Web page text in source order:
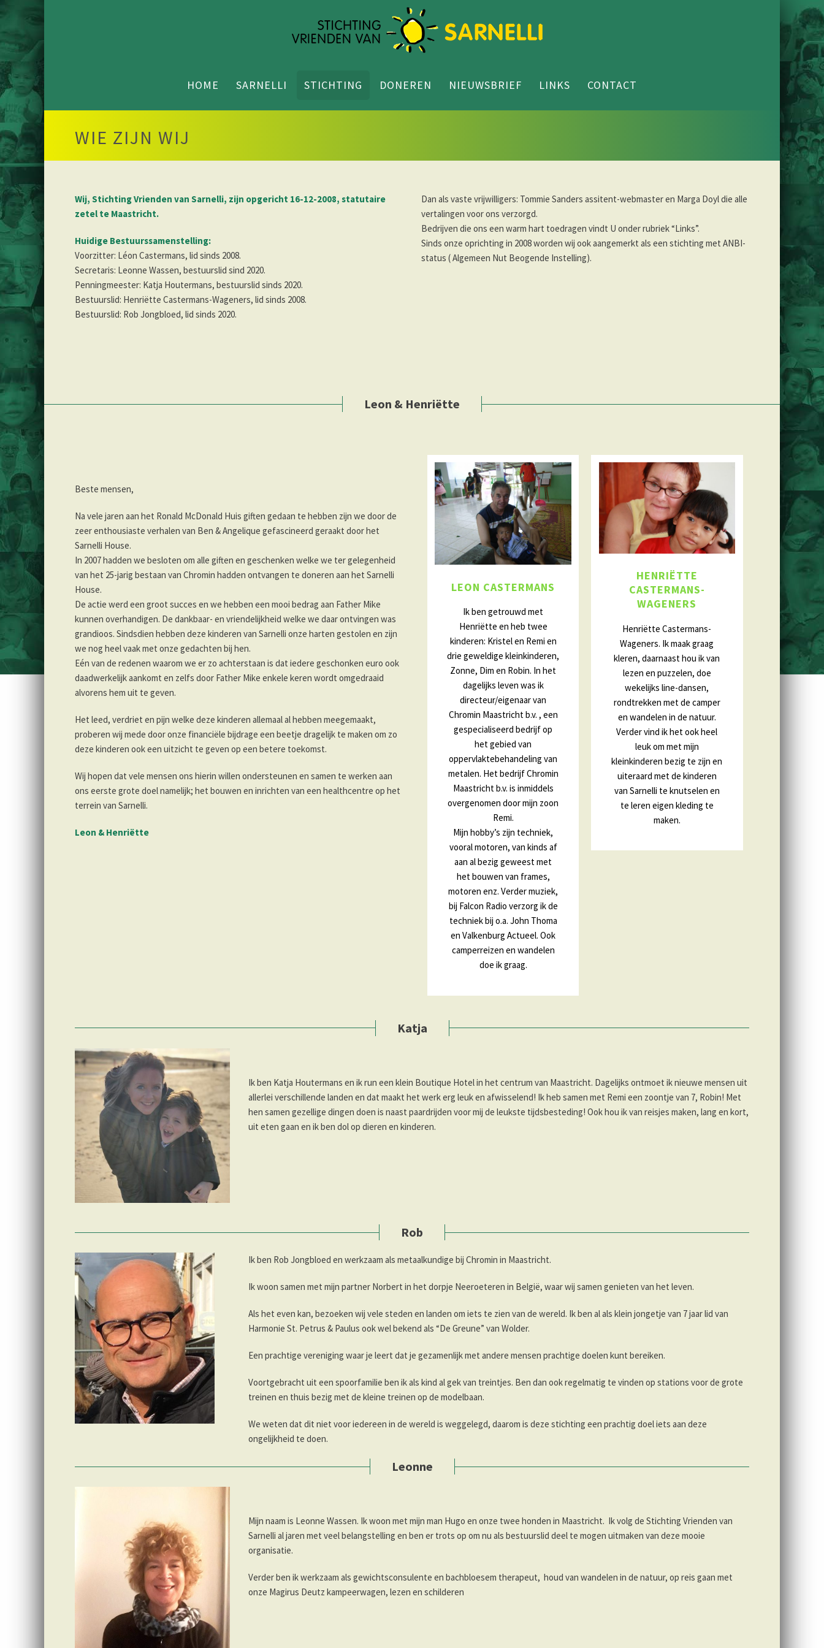
HOME SARNELLI STICHTING DONEREN NIEUWSBRIEF LINKS CONTACT
WIE ZIJN WIJ
Wij, Stichting Vrienden van Sarnelli, zijn opgericht 16-12-2008, statutaire
zetel te Maastricht.
Huidige Bestuurssamenstelling:
Voorzitter: Léon Castermans, lid sinds 2008.
Secretaris: Leonne Wassen, bestuurslid sind 2020.
Penningmeester: Katja Houtermans, bestuurslid sinds 2020.
Bestuurslid: Henriëtte Castermans-Wageners, lid sinds 2008.
Bestuurslid: Rob Jongbloed, lid sinds 2020.
Dan als vaste vrijwilligers: Tommie Sanders assitent-webmaster en Marga Doyl die alle
vertalingen voor ons verzorgd.
Bedrijven die ons een warm hart toedragen vindt U onder rubriek “Links”.
Sinds onze oprichting in 2008 worden wij ook aangemerkt als een stichting met ANBI-
status ( Algemeen Nut Beogende Instelling).
Leon & Henriëtte
Beste mensen,
Na vele jaren aan het Ronald McDonald Huis giften gedaan te hebben zijn we door de
zeer enthousiaste verhalen van Ben & Angelique gefascineerd geraakt door het
Sarnelli House.
In 2007 hadden we besloten om alle giften en geschenken welke we ter gelegenheid
van het 25-jarig bestaan van Chromin hadden ontvangen te doneren aan het Sarnelli
House.
De actie werd een groot succes en we hebben een mooi bedrag aan Father Mike
kunnen overhandigen. De dankbaar- en vriendelijkheid welke we daar ontvingen was
grandioos. Sindsdien hebben deze kinderen van Sarnelli onze harten gestolen en zijn
we nog heel vaak met onze gedachten bij hen.
Eén van de redenen waarom we er zo achterstaan is dat iedere geschonken euro ook
daadwerkelijk aankomt en zelfs door Father Mike enkele keren wordt omgedraaid
alvorens hem uit te geven.
Het leed, verdriet en pijn welke deze kinderen allemaal al hebben meegemaakt,
proberen wij mede door onze financiële bijdrage een beetje dragelijk te maken om zo
deze kinderen ook een uitzicht te geven op een betere toekomst.
Wij hopen dat vele mensen ons hierin willen ondersteunen en samen te werken aan
ons eerste grote doel namelijk; het bouwen en inrichten van een healthcentre op het
terrein van Sarnelli.
Leon & Henriëtte
LEON CASTERMANS
Ik ben getrouwd met
Henriëtte en heb twee
kinderen: Kristel en Remi en
drie geweldige kleinkinderen,
Zonne, Dim en Robin. In het
dagelijks leven was ik
directeur/eigenaar van
Chromin Maastricht b.v. , een
gespecialiseerd bedrijf op
het gebied van
oppervlaktebehandeling van
metalen. Het bedrijf Chromin
Maastricht b.v. is inmiddels
overgenomen door mijn zoon
Remi.
Mijn hobby’s zijn techniek,
vooral motoren, van kinds af
aan al bezig geweest met
het bouwen van frames,
motoren enz. Verder muziek,
bij Falcon Radio verzorg ik de
techniek bij o.a. John Thoma
en Valkenburg Actueel. Ook
camperreizen en wandelen
doe ik graag.
HENRIËTTE
CASTERMANS-
WAGENERS
Henriëtte Castermans-
Wageners. Ik maak graag
kleren, daarnaast hou ik van
lezen en puzzelen, doe
wekelijks line-dansen,
rondtrekken met de camper
en wandelen in de natuur.
Verder vind ik het ook heel
leuk om met mijn
kleinkinderen bezig te zijn en
uiteraard met de kinderen
van Sarnelli te knutselen en
te leren eigen kleding te
maken.
Katja
Ik ben Katja Houtermans en ik run een klein Boutique Hotel in het centrum van Maastricht. Dagelijks ontmoet ik nieuwe mensen uit
allerlei verschillende landen en dat maakt het werk erg leuk en afwisselend! Ik heb samen met Remi een zoontje van 7, Robin! Met
hen samen gezellige dingen doen is naast paardrijden voor mij de leukste tijdsbesteding! Ook hou ik van reisjes maken, lang en kort,
uit eten gaan en ik ben dol op dieren en kinderen.
Rob
Ik ben Rob Jongbloed en werkzaam als metaalkundige bij Chromin in Maastricht.
Ik woon samen met mijn partner Norbert in het dorpje Neeroeteren in België, waar wij samen genieten van het leven.
Als het even kan, bezoeken wij vele steden en landen om iets te zien van de wereld. Ik ben al als klein jongetje van 7 jaar lid van
Harmonie St. Petrus & Paulus ook wel bekend als “De Greune” van Wolder.
Een prachtige vereniging waar je leert dat je gezamenlijk met andere mensen prachtige doelen kunt bereiken.
Voortgebracht uit een spoorfamilie ben ik als kind al gek van treintjes. Ben dan ook regelmatig te vinden op stations voor de grote
treinen en thuis bezig met de kleine treinen op de modelbaan.
We weten dat dit niet voor iedereen in de wereld is weggelegd, daarom is deze stichting een prachtig doel iets aan deze
ongelijkheid te doen.
Leonne
Mijn naam is Leonne Wassen. Ik woon met mijn man Hugo en onze twee honden in Maastricht. Ik volg de Stichting Vrienden van
Sarnelli al jaren met veel belangstelling en ben er trots op om nu als bestuurslid deel te mogen uitmaken van deze mooie
organisatie.
Verder ben ik werkzaam als gewichtsconsulente en bachbloesem therapeut, houd van wandelen in de natuur, op reis gaan met
onze Magirus Deutz kampeerwagen, lezen en schilderen